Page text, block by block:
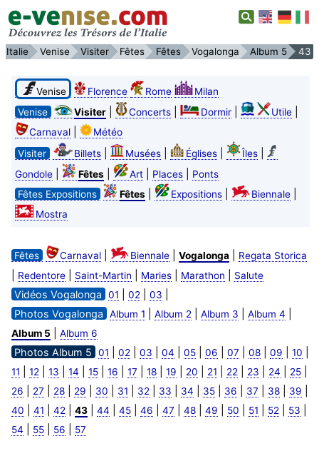
Italie Venise Visiter Fêtes Fêtes Vogalonga Album 5 43
Venise Florence Rome
Milan
Venise
Visiter| Concerts| Dormir| Utile|
Carnaval|
Météo
Visiter
Billets| Musées| Églises| Îles|
Gondole| Fêtes| Art| Places|
Ponts
Fêtes Expositions
Fêtes| Expositions| Biennale|
Mostra
Fêtes Carnaval| Biennale| Vogalonga| Regata Storica
Redentore| Saint-Martin Maries| Marathon Salute
Vidéos Vogalonga 01 02 03
Photos Vogalonga
Album 1 Album 2 Album 3 Album 4
Album 5 Album 6
Photos Album 5 01 02 03 04 05| 06 07 08| 09 10
11 12 13 14 15| 16 17 18| 19 20 21 22 23 24 25|
26 27 28| 29 30 31 32 33 34 35| 36 37 38| 39
40 41 42 43| 44 45| 46 47 48| 49 50 51 52 53
54 55| 56 57